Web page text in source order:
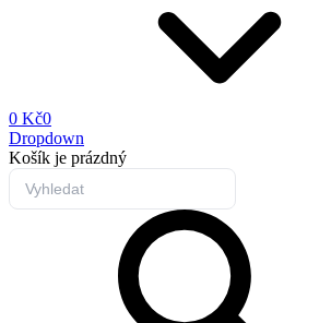
0 Kč0
Dropdown
Košík je prázdný